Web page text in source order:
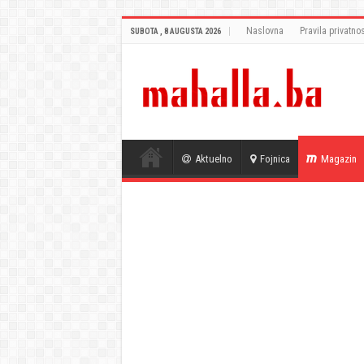
SUBOTA , 8 AUGUSTA 2026 Naslovna Pravila
Aktuelno Fojnica Magazin